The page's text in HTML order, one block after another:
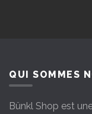
QUI SOMMES
Bünkl Shop est